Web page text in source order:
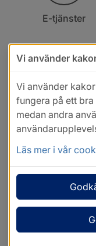
E-tjänster
Vi använder
Vi använder
fungera på ett
medan andra
Läs mer i vår